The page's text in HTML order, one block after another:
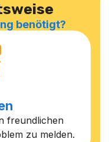
benötigt?
freundlichen
zu melden.